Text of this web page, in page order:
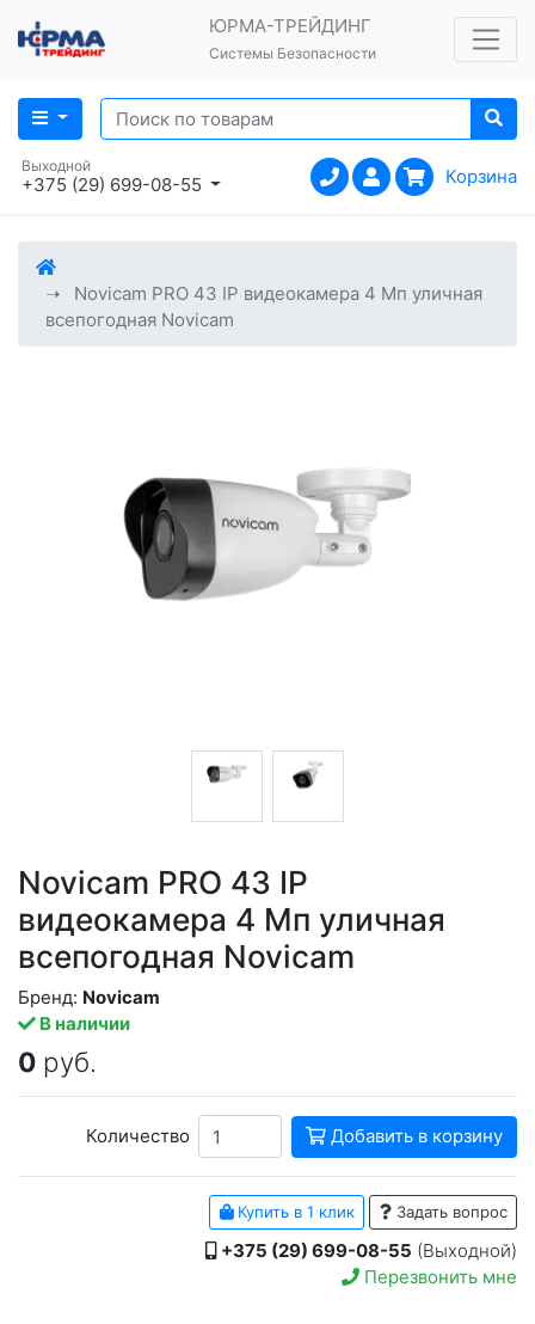
ЮРМА-ТРЕЙДИНГ
Системы Безопасности
Выходной
+375 (29) 699-08-55 Корзина
Novicam PRO 43 IP видеокамера 4 Мп уличная
всепогодная Novicam
Novicam PRO 43 IP
видеокамера 4 Мп уличная
всепогодная Novicam
В наличии
Бренд: Novicam
0 руб.
Количество Добавить в корзину
Купить в 1 клик Задать вопрос
+375 (29) 699-08-55 (Выходной)
Перезвонить мне